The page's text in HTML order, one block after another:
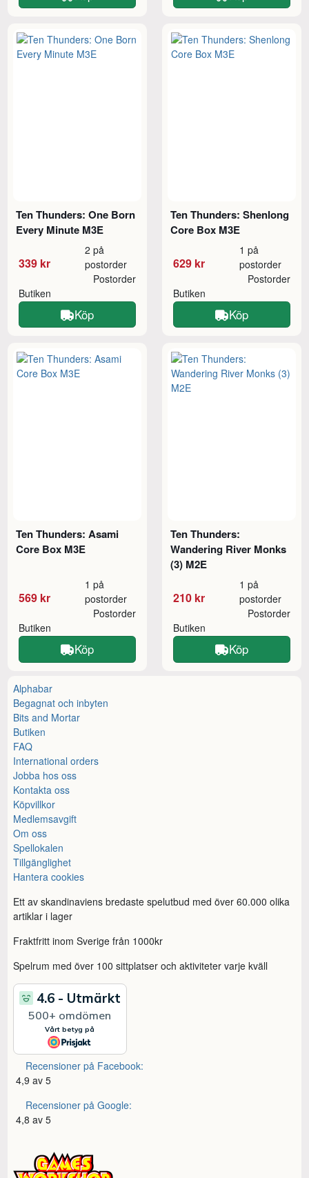
Ten Thunders: One Born
Every Minute M3E
339 kr
2 på
postorder
Butiken
Postorder
Köp
Ten Thunders: Shenlong
Core Box M3E
629 kr
1 på
postorder
Butiken
Postorder
Köp
Ten Thunders: Asami
Core Box M3E
569 kr
1 på
postorder
Butiken
Postorder
Köp
Ten Thunders:
Wandering River Monks
(3) M2E
210 kr
1 på
postorder
Butiken
Postorder
Köp
Alphabar
Begagnat och inbyten
Bits and Mortar
Butiken
FAQ
International orders
Jobba hos oss
Kontakta oss
Köpvillkor
Medlemsavgift
Om oss
Spellokalen
Tillgänglighet
Hantera cookies
Ett av skandinaviens bredaste spelutbud med över 60.000 olika
artiklar i lager
Fraktfritt inom Sverige från 1000kr
Spelrum med över 100 sittplatser och aktiviteter varje kväll
Recensioner på Facebook:
4,9 av 5
Recensioner på Google:
4,8 av 5